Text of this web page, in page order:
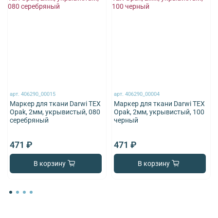
арт.406290_00015
Маркер для ткани Darwi TEX
Opak, 2мм, укрывистый, 080
серебряный
471 ₽
В корзину
арт.406290_00004
Маркер для ткани Darwi TEX
Opak, 2мм, укрывистый, 100
черный
471 ₽
В корзину